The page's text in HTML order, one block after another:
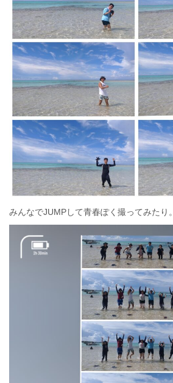
みんなでJUMPして青春ぽく撮ってみたり。